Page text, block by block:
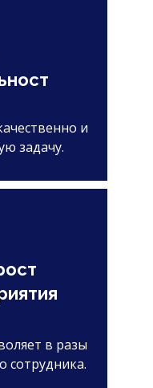
и
задачу.
в разы
сотрудника.